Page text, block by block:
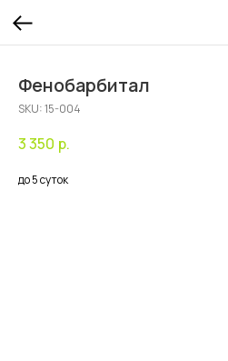
Фенобарбитал
SKU:15-004
3 350 р.
до 5 суток